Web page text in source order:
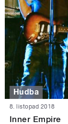
Hudba
8. listopad 2018
Inner Empire